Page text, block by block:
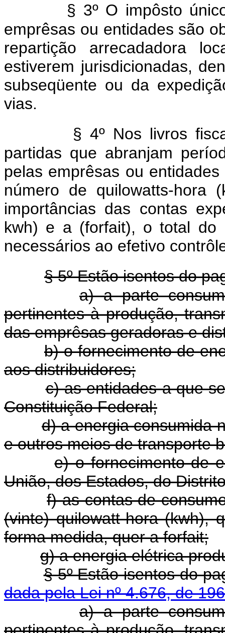
§ 3º O impôsto
emprêsas ou entidades são
repartição arrecadadora
estiverem jurisdicionadas,
subseqüente ou da
vias.
§ 4º Nos livros
partidas que abranjam
pelas emprêsas ou
número de quilowatts-hora
importâncias das contas
kwh) e a (forfait), o total do
necessários ao efetivo
§ 5º Estão isentos do
a) a parte
pertinentes à produção,
das emprêsas geradoras e
b) o fornecimento de
aos distribuidores;
c) as entidades a que
Constituição Federal;
d) a energia consumida
e outros meios de transporte
e) o fornecimento de
União, dos Estados, do
f) as contas de
(vinte) quilowatt-hora (kwh),
forma medida, quer a forfait;
g) a energia elétrica
§ 5º Estão isentos
dada pela Lei nº 4.676, de
a) a parte